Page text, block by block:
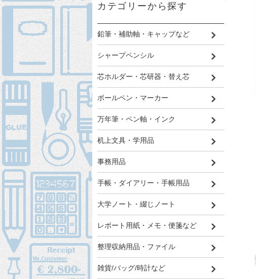
カテゴリーから探す
鉛筆・補助軸・キャップなど
シャープペンシル
芯ホルダー・芯研器・替え芯
ボールペン・マーカー
万年筆・ペン軸・インク
机上文具・学用品
事務用品
手帳・ダイアリー・手帳用品
大学ノート・綴じノート
レポート用紙・メモ・便箋など
整理収納用品・ファイル
雑貨/バッグ/時計など